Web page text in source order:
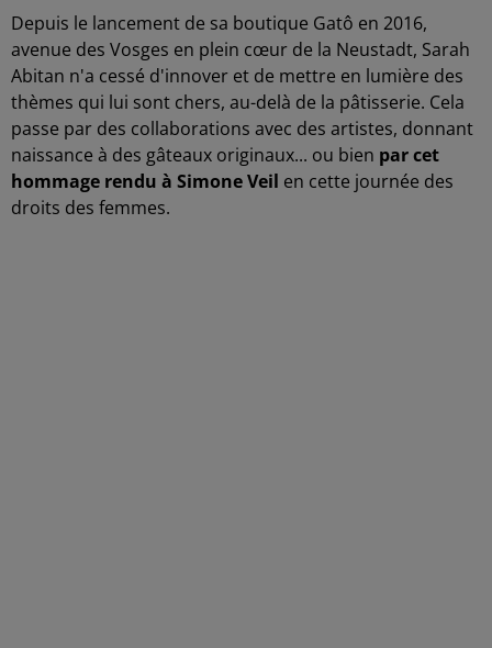
Depuis le lancement de sa boutique Gatô en 2016,
avenue des Vosges en plein cœur de la Neustadt, Sarah
Abitan n'a cessé d'innover et de mettre en lumière des
thèmes qui lui sont chers, au-delà de la pâtisserie. Cela
passe par des collaborations avec des artistes, donnant
naissance à des gâteaux originaux... ou bien par cet
hommage rendu à Simone Veil en cette journée des
droits des femmes.